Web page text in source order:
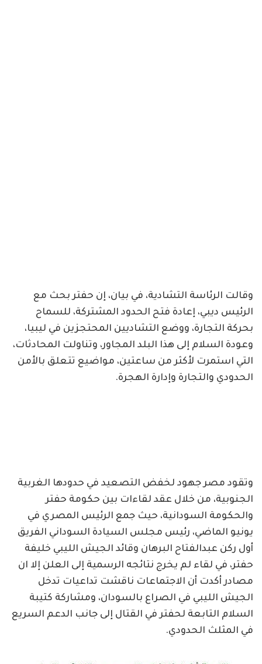
وقالت الرئاسة التشادية، في بيان، إن حفتر بحث مع
الرئيس ديبي، إعادة فتح الحدود المشتركة، للسماح
بحركة التجارة، ووضع التشاديين المحتجزين في ليبيا،
وعودة السلام إلى هذا البلد المجاور، وتناولت المحادثات،
التي استمرت لأكثر من ساعتين، مواضيع تتعلق بالأمن
الحدودي والتجارة وإدارة الهجرة.
وتقود مصر جهود لخفض التصعيد في حدودها الغربية
الجنوبية، من خلال عقد لقاءات بين حكومة حفتر
والحكومة السودانية، حيث جمع الرئيس المصري في
يونيو الماضي، رئيس مجلس السيادة السوداني الفريق
أول ركن عبدالفتاح البرهان وقائد الجيش الليبي خليفة
حفتر، في لقاء لم يخرج نتائجه الرسمية إلى العلن إلا ان
مصادر أكدت أن الاجتماعات ناقشت تداعيات تدخل
الجيش الليبي في الصراع بالسودان، ومشاركة كتيبة
السلام التابعة لحفتر في القتال إلى جانب الدعم السريع
في المثلث الحدودي.